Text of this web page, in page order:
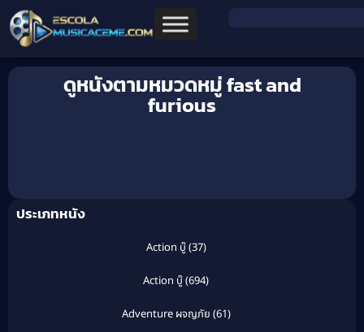
ดูหนังตามหมวดหมู่ fast and
furious
ประเภทหนัง
Action บู๊(37)
Action บู๊(694)
Adventure ผจญภัย (61)